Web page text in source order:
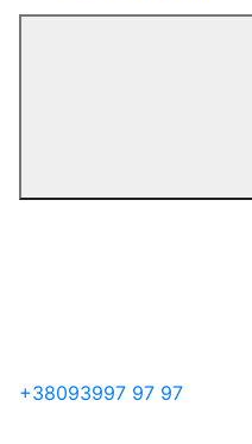
+38093997 97 97